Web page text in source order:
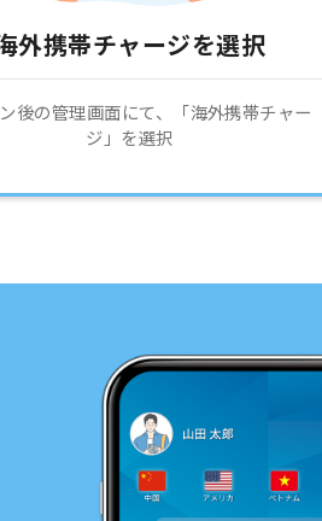
外携帯チャージを選択
後の管理画面にて、「海外携帯チャー
ジ」を選択